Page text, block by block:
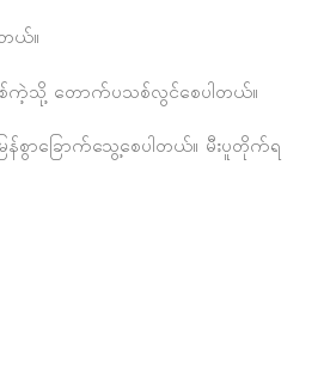
တယ်။
သို့ တောက်ပသစ်လွင်စေပါတယ်။
စွာခြောက်သွေ့စေပါတယ်။ မီးပူတိုက်ရ